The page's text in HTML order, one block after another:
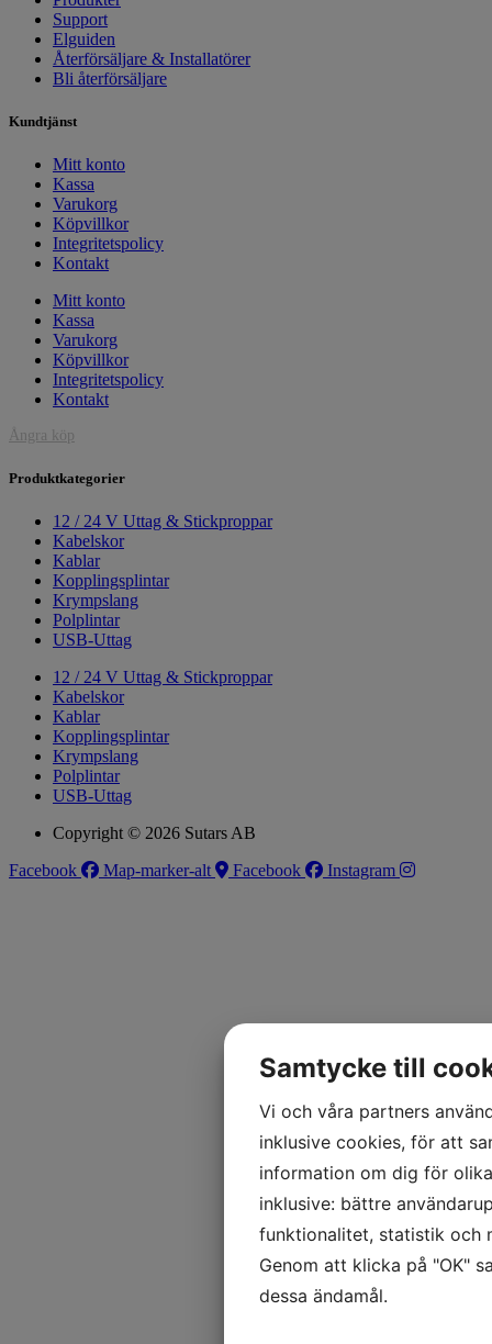
Support
Elguiden
Återförsäljare & Installatörer
Bli återförsäljare
Kundtjänst
Mitt konto
Kassa
Varukorg
Köpvillkor
Integritetspolicy
Kontakt
Mitt konto
Kassa
Varukorg
Köpvillkor
Integritetspolicy
Kontakt
Ångra köp
Produktkategorier
12 / 24 V Uttag & Stickproppar
Kabelskor
Kablar
Kopplingsplintar
Krympslang
Polplintar
USB-Uttag
12 / 24 V Uttag & Stickproppar
Kabelskor
Kablar
Kopplingsplintar
Krympslang
Polplintar
USB-Uttag
Copyright © 2026 Sutars AB
Facebook
Map-marker-alt Facebook Instagram
Samtycke till
Vi och våra partners
inklusive cookies, för att
information om dig för
inklusive: bättre
funktionalitet, statistik och
Genom att klicka på "OK"
dessa ändamål.